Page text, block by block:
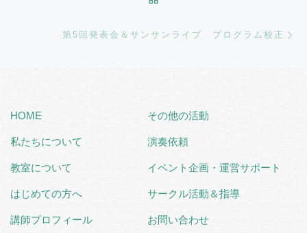
第5回発表会＆サンサンライブ プログラム校正
HOME
私たちについて
教室について
はじめての方へ
講師プロフィール
その他の活動
演奏依頼
イベント企画・運営サポート
サークル活動＆指導
お問い合わせ